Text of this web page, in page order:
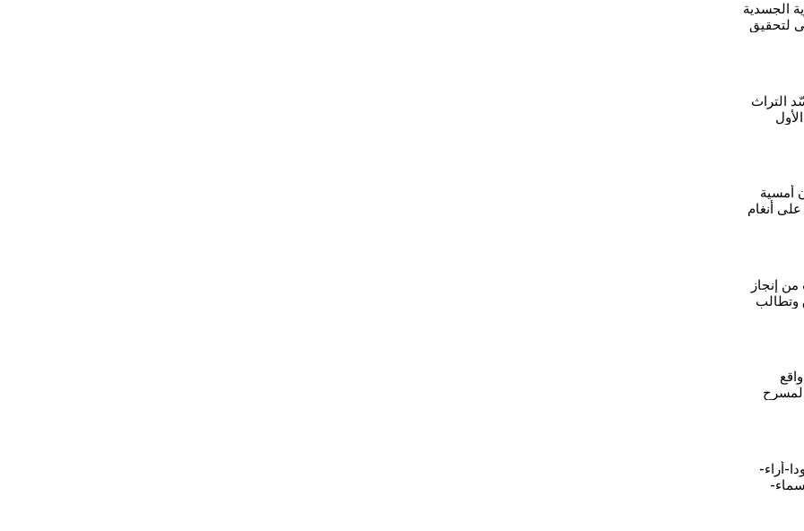
الجسدية
لتحقيق
التراث
أمسية
أنغام
من إنجاز
وتطالب
عامودا-أراء-